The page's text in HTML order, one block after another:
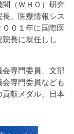
（ＷＨＯ）研究
、医療情報シス
０１年に国際医
長に就任しし
専門委員、文部
専門委員なども
献メダル、日本